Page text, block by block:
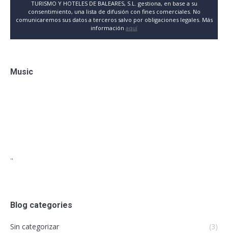
TURISMO Y HOTELES DE BALEARES, S.L. gestiona, en base a su
consentimiento, una lista de difusión con fines comerciales. No
comunicaremos sus datos a terceros salvo por obligaciones legales. Más
información aquí
Music
"
Blog categories
Sin categorizar
(3)